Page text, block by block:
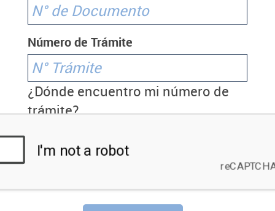
Número de Trámite
¿Dónde encuentro mi número de
trámite?